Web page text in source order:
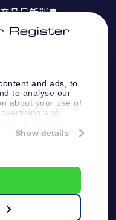
and ads, to
to analyse our
about your use of
and
to them or that
Show details
品最新消息
Million Stars